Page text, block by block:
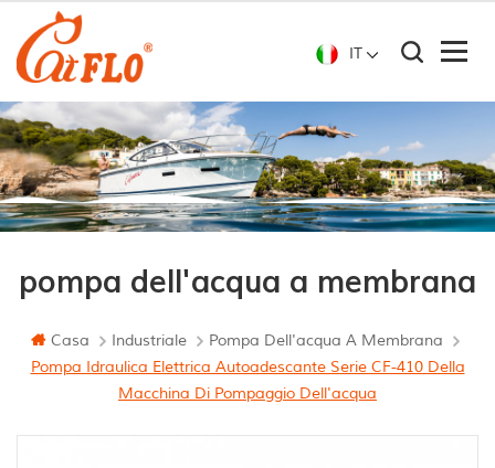
IT
pompa dell'acqua a membrana
Casa Industriale
Pompa Dell'acqua A Membrana
Pompa Idraulica Elettrica Autoadescante Serie CF-410 Della
Macchina Di Pompaggio Dell'acqua